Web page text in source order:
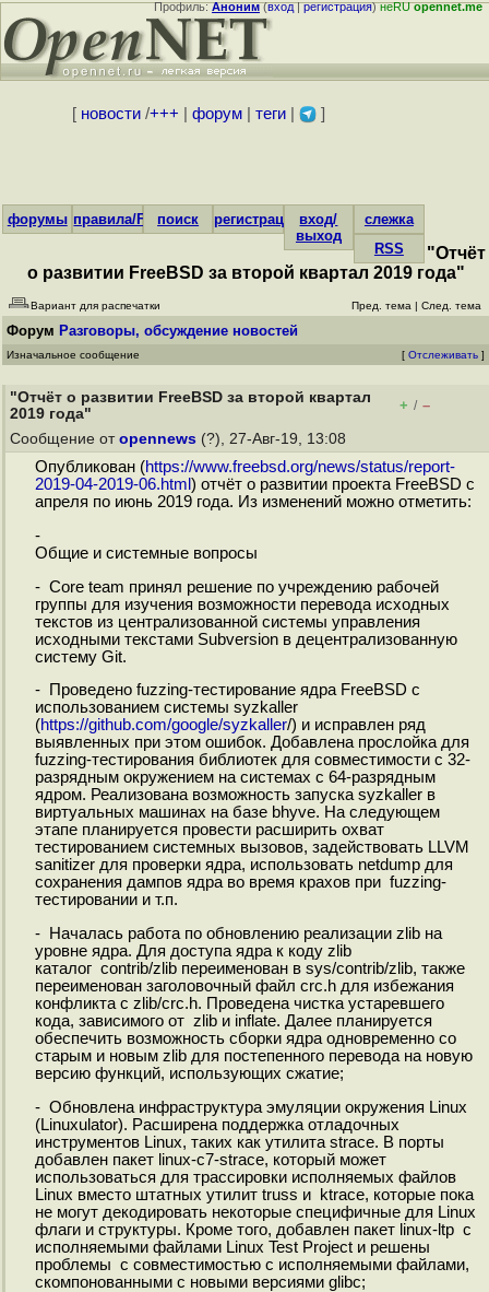
Профиль:Аноним(вход|регистрация)неRUopennet.me
[ новости/+++ форум| теги| ]
форумы правила/FAQпоиск регистрациявход/
выход
слежка
RSS
"Отчёт
о развитии FreeBSD за второй квартал 2019 года"
Вариант для распечатки Пред. тема | След. тема
Форум Разговоры, обсуждение новостей
Изначальное сообщение [ Отслеживать ]
"Отчёт о развитии FreeBSD за второй квартал
2019 года"
+ / –
Сообщение от opennews (?), 27-Авг-19, 13:08
Опубликован (https://www.freebsd.org/news/status/report-
2019-04-2019-06.html ) отчёт о развитии проекта FreeBSD с
апреля по июнь 2019 года. Из изменений можно отметить:
-
Общие и системные вопросы
- Core team принял решение по учреждению рабочей
группы для изучения возможности перевода исходных
текстов из централизованной системы управления
исходными текстами Subversion в децентрализованную
систему Git.
- Проведено fuzzing-тестирование ядра FreeBSD с
использованием системы syzkaller
(https://github.com/google/syzkaller/) и исправлен ряд
выявленных при этом ошибок. Добавлена прослойка для
fuzzing-тестирования библиотек для совместимости с 32-
разрядным окружением на системах с 64-разрядным
ядром. Реализована возможность запуска syzkaller в
виртуальных машинах на базе bhyve. На следующем
этапе планируется провести расширить охват
тестированием системных вызовов, задействовать LLVM
sanitizer для проверки ядра, использовать netdump для
сохранения дампов ядра во время крахов при fuzzing-
тестировании и т.п.
- Началась работа по обновлению реализации zlib на
уровне ядра. Для доступа ядра к коду zlib
каталог contrib/zlib переименован в sys/contrib/zlib, также
переименован заголовочный файл crc.h для избежания
конфликта с zlib/crc.h. Проведена чистка устаревшего
кода, зависимого от zlib и inflate. Далее планируется
обеспечить возможность сборки ядра одновременно со
старым и новым zlib для постепенного перевода на новую
версию функций, использующих сжатие;
- Обновлена инфраструктура эмуляции окружения Linux
(Linuxulator). Расширена поддержка отладочных
инструментов Linux, таких как утилита strace. В порты
добавлен пакет linux-c7-strace, который может
использоваться для трассировки исполняемых файлов
Linux вместо штатных утилит truss и ktrace, которые пока
не могут декодировать некоторые специфичные для Linux
флаги и структуры. Кроме того, добавлен пакет linux-ltp с
исполняемыми файлами Linux Test Project и решены
проблемы с совместимостью с исполняемыми файлами,
скомпонованными с новыми версиями glibc;